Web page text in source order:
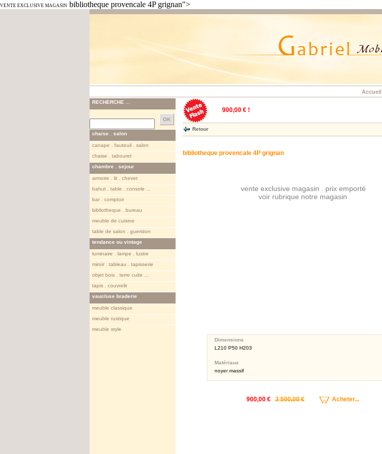
VENTE EXCLUSIVE MAGASIN bibliotheque provencale 4P grignan">
Accueil
RECHERCHE ...
chaise . salon
canape . fauteuil . salon
chaise . tabouret
chambre . sejour
armoire . lit . chevet
bahut . table . console ...
bar . comptoir
bibliotheque . bureau
meuble de cuisine
table de salon . gueridon
tendance ou vintage
luminaire . lampe . lustre
miroir . tableau . tapisserie
objet bois . terre cuite ...
tapis . couvrelit
vaucluse braderie
meuble classique
meuble rustique
meuble style
900,00 € !
Retour
bibliotheque provencale 4P grignan
vente exclusive magasin . prix emporté
voir rubrique notre magasin
Dimensions
L210 P50 H203
Matériaux
noyer massif
900,00 € 3 500,00 € Acheter...